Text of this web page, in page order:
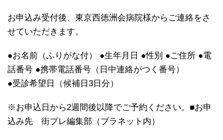
お申込み受付後、東京西徳洲会病院様からご連絡をさ
せていただきます。
●お名前（ふりがな付） ●生年月日 ●性別 ●ご住所 ●電
話番号 ●携帯電話番号（日中連絡がつく番号）
●受診希望日（候補日3日分）
※お申込日から2週間後以降でご予約ください。■お申
込み先 街プレ編集部（プラネット内）